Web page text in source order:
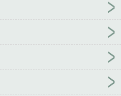
厚了免费阅读
这个武圣血
这个武
这个武
武圣血条太厚在线
这个武
圣血条太厚百度百科
这个
这个武圣血条太厚全文免